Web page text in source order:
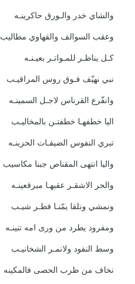
والشاي خدر والـورق حاكرينـه
وعقب السوالف والقهاوي مطاليب
كـل يناظـر للمـواتـر بعيـنـه
نبي نهيّف فـوق روس المراقيـب
وانفّرع القرناس لاجـل السمينـه
اليا خطفهـا خطفتـن بالمخاليـب
تبري النفوس الضيقـات الحزينـه
واليا انتهى المقناص جبنا مكاسيب
والحر الاشقـر عقبهـا مبرقعينـه
ونمشي ونلقا يمّنـا فطـر شيـب
ومفرود يطرد من ورى امه تنينـه
وسط النفود ولانمـر الشخانيـب
نخاف من ظرب الحصى فالمكينه